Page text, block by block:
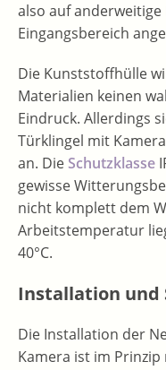
also auf
Eingangsbereich
Die Kunststoffhülle
Materialien keinen
Eindruck. Allerdings
Türklingel mit
an. DieSchutzklasse
gewisse
nicht komplett dem
Arbeitstemperatur
40°C.
Installation und
Die Installation der
Kamera ist im